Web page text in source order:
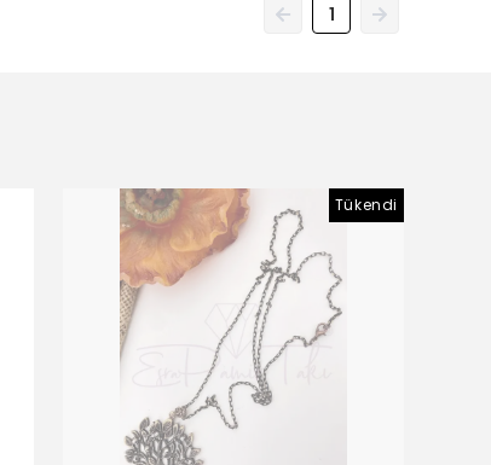
1
Tükendi